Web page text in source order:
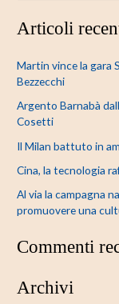
r
a
Articoli
Martin vince la gara
Bezzecchi
Argento Barnabà
Cosetti
Il Milan battuto in
Cina, la tecnologia
Al via la campagna
promuovere una
Commenti
Archivi